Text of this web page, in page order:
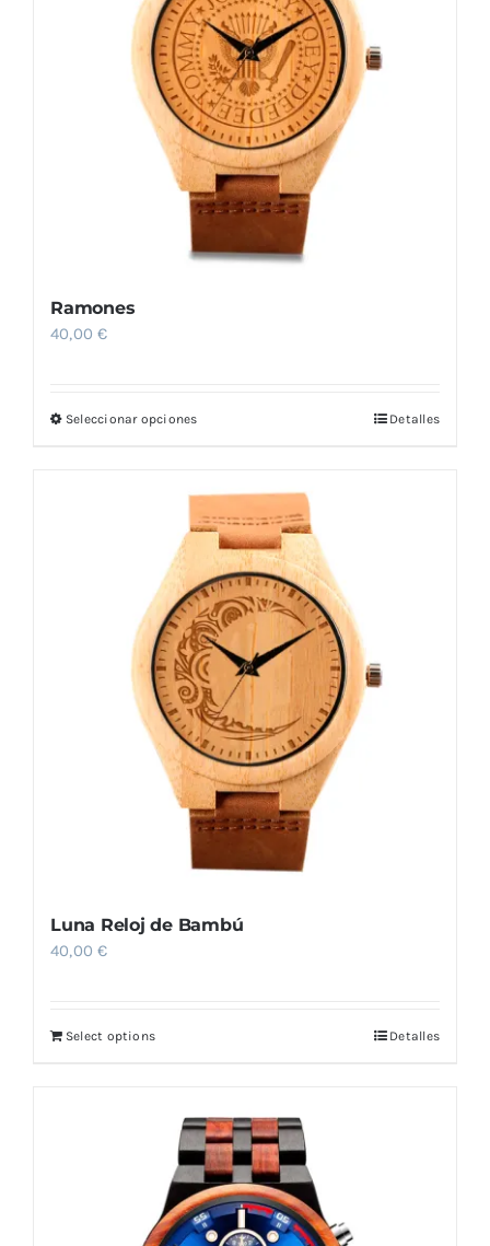
se
pueden
elegir
en
la
página
de
Ramones
40,00€
Seleccionar opcionesEste
múltiples
variantes.
Las
opciones
se
pueden
elegir
en
la
página
de
Detalles
Luna Reloj de Bambú
40,00€
Select options Detalles